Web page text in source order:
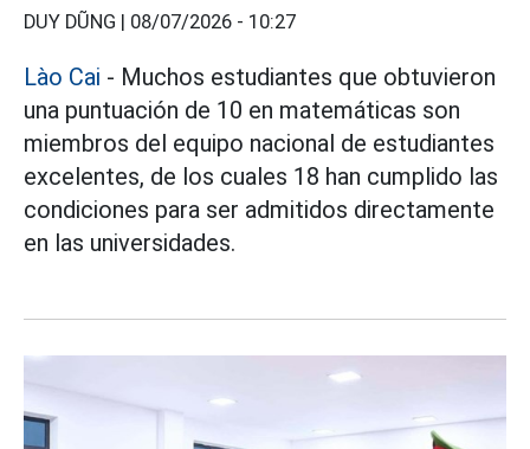
DUY DŨNG | 08/07/2026 - 10:27
Lào Cai - Muchos estudiantes que obtuvieron
una puntuación de 10 en matemáticas son
miembros del equipo nacional de estudiantes
excelentes, de los cuales 18 han cumplido las
condiciones para ser admitidos directamente
en las universidades.